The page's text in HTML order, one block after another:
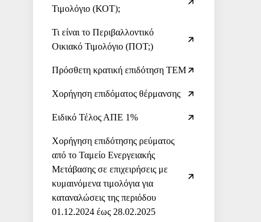
Τιμολόγιο (ΚΟΤ);
Τι είναι το Περιβαλλοντικό
Οικιακό Τιμολόγιο (ΠΟΤ;)
Πρόσθετη κρατική επιδότηση ΤΕΜ
Χορήγηση επιδόματος θέρμανσης
Ειδικό Τέλος ΑΠΕ 1%
Χορήγηση επιδότησης ρεύματος
από το Ταμείο Ενεργειακής
Μετάβασης σε επιχειρήσεις με
κυμαινόμενα τιμολόγια για
καταναλώσεις της περιόδου
01.12.2024 έως 28.02.2025